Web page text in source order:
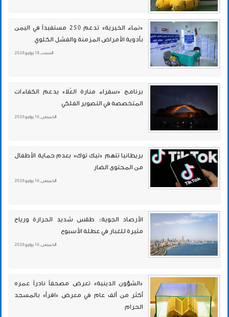
«نماء الخيرية» تدعم 250 مستفيداً في اليمن
بأدوية الأمراض المزمنة والفشل الكلوي
السبت , 18 يوليو 2026
برنامج «سفراء منارة العُلا» يدعم الكفاءات
المتخصصة في التصوير الفلكي
الخميس , 16 يوليو 2026
بريطانيا تتهم «تيك توك» بعدم حماية الأطفال
من المحتوى الضار
الخميس , 16 يوليو 2026
الأرصاد الجوية: طقس شديد الحرارة ورياح
مثيرة للغبار في عطلة الأسبوع
الخميس , 16 يوليو 2026
«الشؤون الدينية» تعرض مصحفاً نادراً عمره
أكثر من ألف عام في معرض «اقرأ» بالمسجد
الحرام